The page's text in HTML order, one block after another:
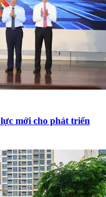
mới cho phát triển